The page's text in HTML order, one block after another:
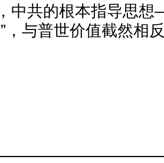
中共的根本指导思
，与普世价值截然相